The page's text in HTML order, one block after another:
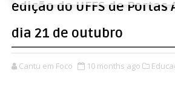
edição do UFFS de Portas
dia 21 de outubro
Cantu em Foco 10 months ago